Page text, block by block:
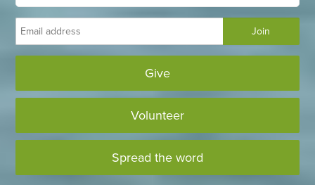
Give
Volunteer
Spread the word